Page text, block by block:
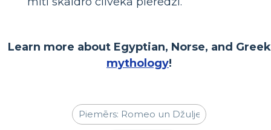
Learn more about Egyptian, Norse, and Greek
mythology!